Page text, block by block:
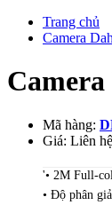
Trang chủ
Camera
Mã hàng:
Giá: Liên hệ
'• 2M Full-
• Độ phân